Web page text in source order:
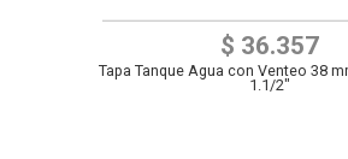
$ 36.357
Tapa Tanque Agua con Venteo 38
1.1/2"